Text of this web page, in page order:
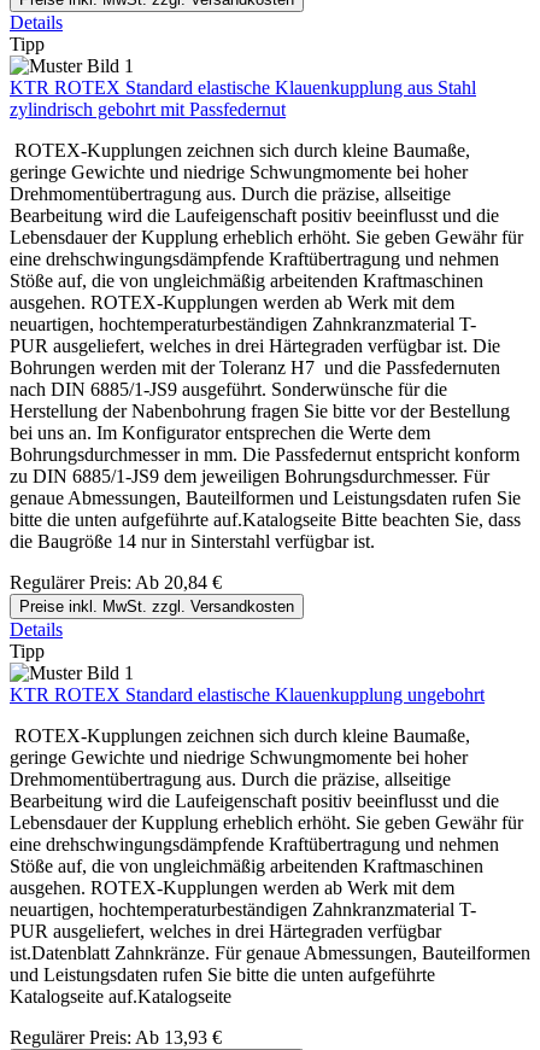
Details
Tipp
KTR ROTEX Standard elastische Klauenkupplung aus Stahl
zylindrisch gebohrt mit Passfedernut
ROTEX-Kupplungen zeichnen sich durch kleine Baumaße,
geringe Gewichte und niedrige Schwungmomente bei hoher
Drehmomentübertragung aus. Durch die präzise, allseitige
Bearbeitung wird die Laufeigenschaft positiv beeinflusst und die
Lebensdauer der Kupplung erheblich erhöht. Sie geben Gewähr für
eine drehschwingungsdämpfende Kraftübertragung und nehmen
Stöße auf, die von ungleichmäßig arbeitenden Kraftmaschinen
ausgehen. ROTEX-Kupplungen werden ab Werk mit dem
neuartigen, hochtemperaturbeständigen Zahnkranzmaterial T-
PUR ausgeliefert, welches in drei Härtegraden verfügbar ist. Die
Bohrungen werden mit der Toleranz H7 und die Passfedernuten
nach DIN 6885/1-JS9 ausgeführt. Sonderwünsche für die
Herstellung der Nabenbohrung fragen Sie bitte vor der Bestellung
bei uns an. Im Konfigurator entsprechen die Werte dem
Bohrungsdurchmesser in mm. Die Passfedernut entspricht konform
zu DIN 6885/1-JS9 dem jeweiligen Bohrungsdurchmesser. Für
genaue Abmessungen, Bauteilformen und Leistungsdaten rufen Sie
bitte die unten aufgeführte auf.Katalogseite Bitte beachten Sie, dass
die Baugröße 14 nur in Sinterstahl verfügbar ist.
Regulärer Preis: Ab 20,84 €
Preise inkl. MwSt. zzgl. Versandkosten
Details
Tipp
KTR ROTEX Standard elastische Klauenkupplung ungebohrt
ROTEX-Kupplungen zeichnen sich durch kleine Baumaße,
geringe Gewichte und niedrige Schwungmomente bei hoher
Drehmomentübertragung aus. Durch die präzise, allseitige
Bearbeitung wird die Laufeigenschaft positiv beeinflusst und die
Lebensdauer der Kupplung erheblich erhöht. Sie geben Gewähr für
eine drehschwingungsdämpfende Kraftübertragung und nehmen
Stöße auf, die von ungleichmäßig arbeitenden Kraftmaschinen
ausgehen. ROTEX-Kupplungen werden ab Werk mit dem
neuartigen, hochtemperaturbeständigen Zahnkranzmaterial T-
PUR ausgeliefert, welches in drei Härtegraden verfügbar
ist.Datenblatt Zahnkränze. Für genaue Abmessungen, Bauteilformen
und Leistungsdaten rufen Sie bitte die unten aufgeführte
Katalogseite auf.Katalogseite
Regulärer Preis: Ab 13,93 €